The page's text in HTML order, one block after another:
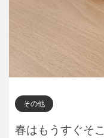
その他
春はもうすぐそこ